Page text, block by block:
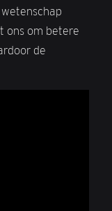
ons om betere
de